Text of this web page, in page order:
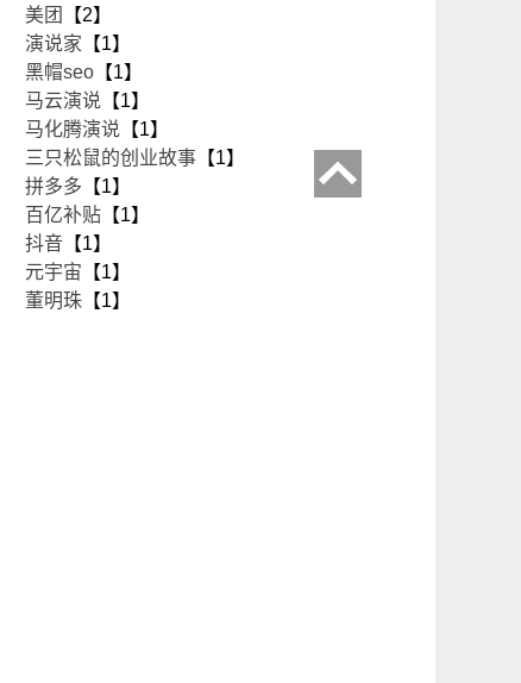
美团
【2】
演说家 【1】
黑帽seo 【1】
马云演说 【1】
马化腾演说 【1】
三只松鼠的创业故事 【1】
拼多多 【1】
百亿补贴 【1】
抖音 【1】
元宇宙 【1】
董明珠 【1】